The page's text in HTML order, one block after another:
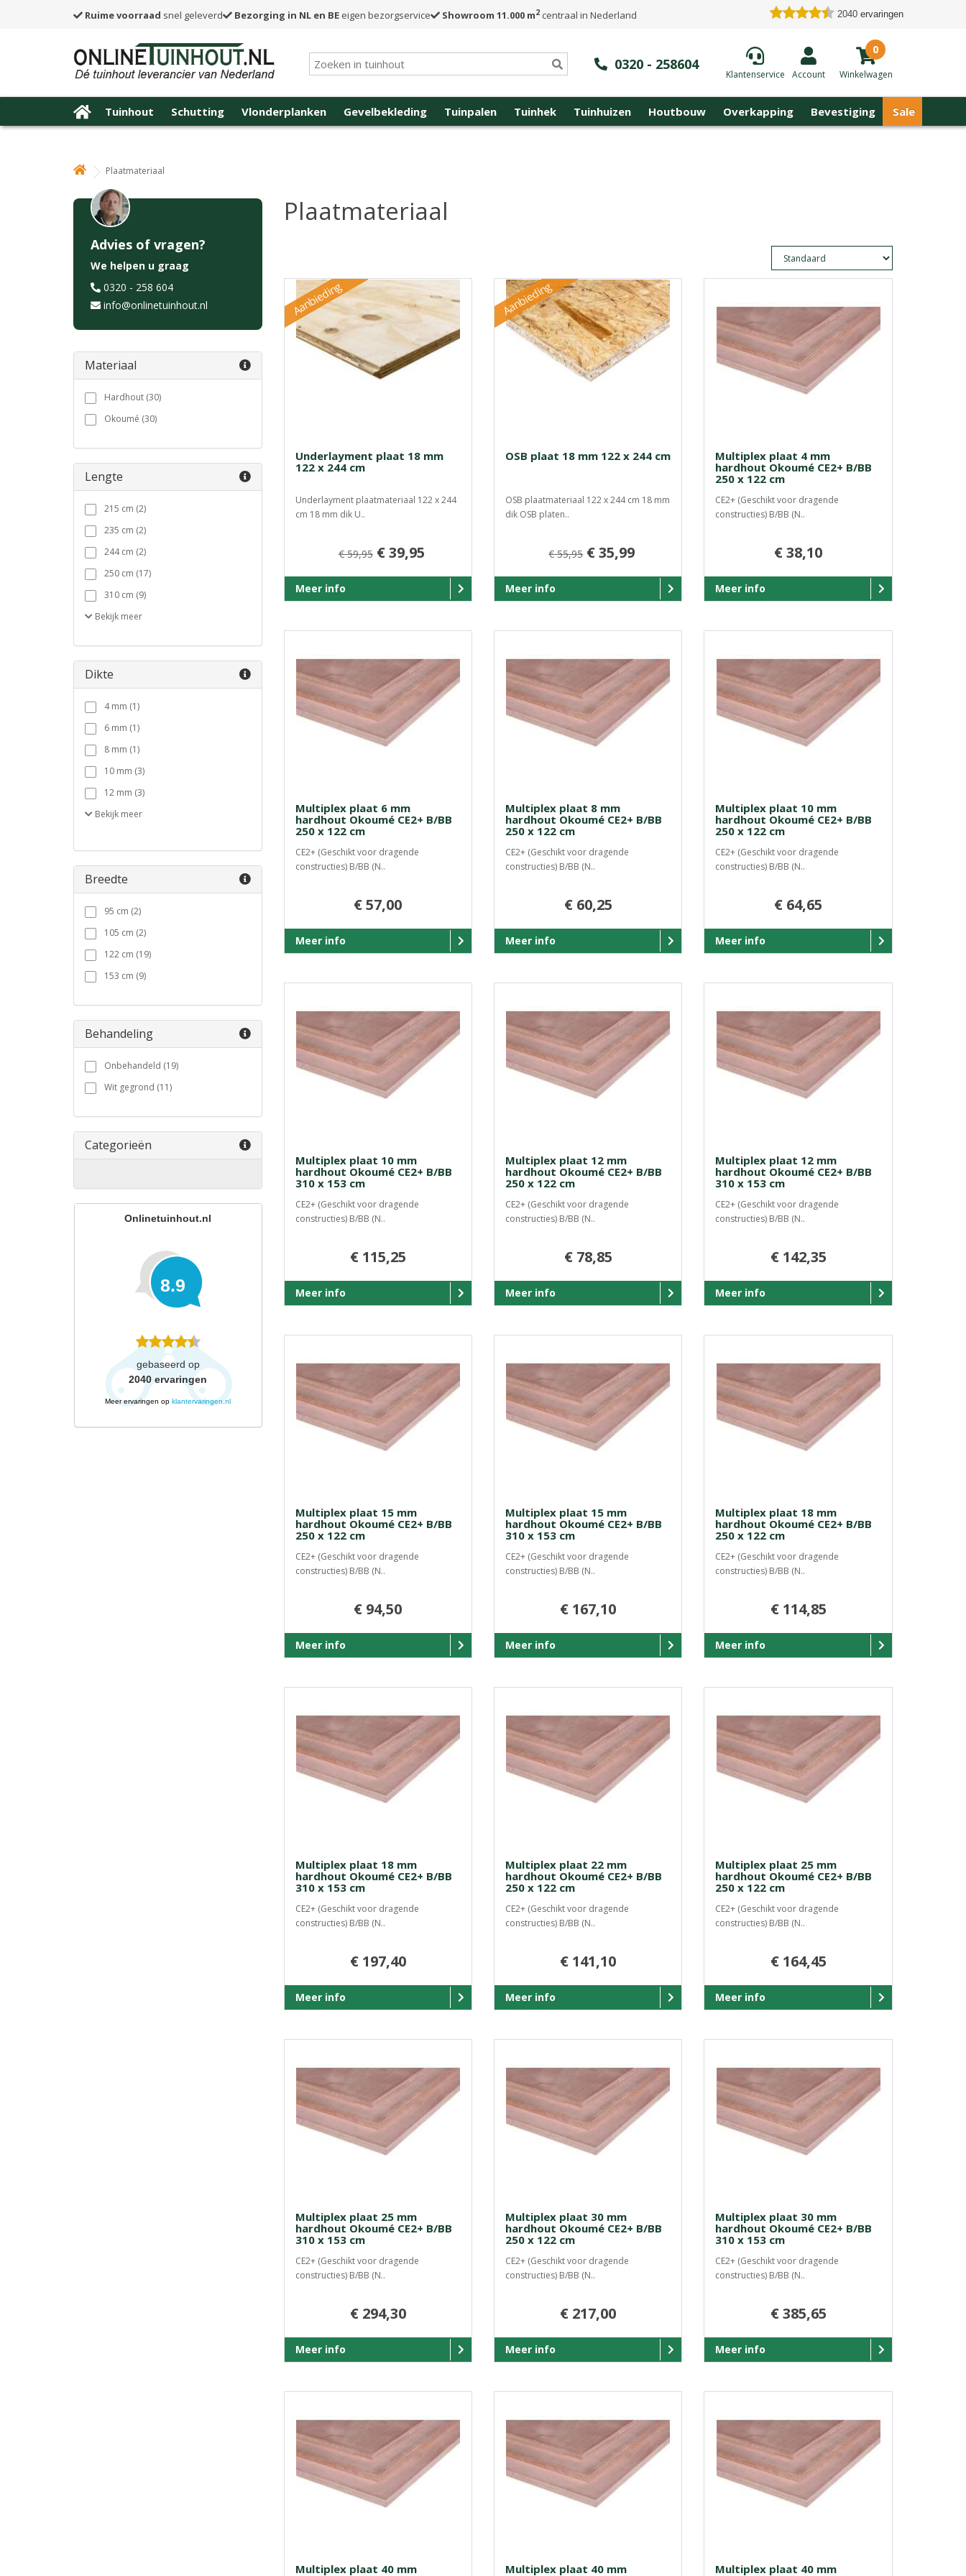
Ruime voorraad snel geleverd Bezorging in NL en BE eigen bezorgservice Showroom 11.000 m2centraal in Nederland 2040 ervaringen
0320 - 258604
Klantenservice Account
0
Winkelwagen
Tuinhout Schutting Vlonderplanken Gevelbekleding Tuinpalen Tuinhek Tuinhuizen Houtbouw Overkapping Bevestiging Sale
Plaatmateriaal
Advies of vragen?
We helpen u graag
0320 - 258 604
info@onlinetuinhout.nl
Materiaal
Hardhout (30)
Okoumé (30)
Lengte
215 cm (2)
235 cm (2)
244 cm (2)
250 cm (17)
310 cm (9)
Bekijk meer
Dikte
4 mm (1)
6 mm (1)
8 mm (1)
10 mm (3)
12 mm (3)
Bekijk meer
Breedte
95 cm (2)
105 cm (2)
122 cm (19)
153 cm (9)
Behandeling
Onbehandeld (19)
Wit gegrond (11)
Categorieën
Onlinetuinhout.nl
8.9
gebaseerd op
2040 ervaringen
Meer ervaringen opklantervaringen.nl
Plaatmateriaal
Aanbieding
Underlayment plaat 18 mm
122 x 244 cm
Underlayment plaatmateriaal 122 x 244
cm 18 mm dik U..
€ 59,95 € 39,95
Meer info
Aanbieding
OSB plaat 18 mm 122 x 244 cm
OSB plaatmateriaal 122 x 244 cm 18 mm
dik OSB platen..
€ 55,95 € 35,99
Meer info
Multiplex plaat 4 mm
hardhout Okoumé CE2+ B/BB
250 x 122 cm
CE2+ (Geschikt voor dragende
constructies) B/BB (N..
€ 38,10
Meer info
Multiplex plaat 6 mm
hardhout Okoumé CE2+ B/BB
250 x 122 cm
CE2+ (Geschikt voor dragende
constructies) B/BB (N..
€ 57,00
Meer info
Multiplex plaat 8 mm
hardhout Okoumé CE2+ B/BB
250 x 122 cm
CE2+ (Geschikt voor dragende
constructies) B/BB (N..
€ 60,25
Meer info
Multiplex plaat 10 mm
hardhout Okoumé CE2+ B/BB
250 x 122 cm
CE2+ (Geschikt voor dragende
constructies) B/BB (N..
€ 64,65
Meer info
Multiplex plaat 10 mm
hardhout Okoumé CE2+ B/BB
310 x 153 cm
CE2+ (Geschikt voor dragende
constructies) B/BB (N..
€ 115,25
Meer info
Multiplex plaat 12 mm
hardhout Okoumé CE2+ B/BB
250 x 122 cm
CE2+ (Geschikt voor dragende
constructies) B/BB (N..
€ 78,85
Meer info
Multiplex plaat 12 mm
hardhout Okoumé CE2+ B/BB
310 x 153 cm
CE2+ (Geschikt voor dragende
constructies) B/BB (N..
€ 142,35
Meer info
Multiplex plaat 15 mm
hardhout Okoumé CE2+ B/BB
250 x 122 cm
CE2+ (Geschikt voor dragende
constructies) B/BB (N..
€ 94,50
Meer info
Multiplex plaat 15 mm
hardhout Okoumé CE2+ B/BB
310 x 153 cm
CE2+ (Geschikt voor dragende
constructies) B/BB (N..
€ 167,10
Meer info
Multiplex plaat 18 mm
hardhout Okoumé CE2+ B/BB
250 x 122 cm
CE2+ (Geschikt voor dragende
constructies) B/BB (N..
€ 114,85
Meer info
Multiplex plaat 18 mm
hardhout Okoumé CE2+ B/BB
310 x 153 cm
CE2+ (Geschikt voor dragende
constructies) B/BB (N..
€ 197,40
Meer info
Multiplex plaat 22 mm
hardhout Okoumé CE2+ B/BB
250 x 122 cm
CE2+ (Geschikt voor dragende
constructies) B/BB (N..
€ 141,10
Meer info
Multiplex plaat 25 mm
hardhout Okoumé CE2+ B/BB
250 x 122 cm
CE2+ (Geschikt voor dragende
constructies) B/BB (N..
€ 164,45
Meer info
Multiplex plaat 25 mm
hardhout Okoumé CE2+ B/BB
310 x 153 cm
CE2+ (Geschikt voor dragende
constructies) B/BB (N..
€ 294,30
Meer info
Multiplex plaat 30 mm
hardhout Okoumé CE2+ B/BB
250 x 122 cm
CE2+ (Geschikt voor dragende
constructies) B/BB (N..
€ 217,00
Meer info
Multiplex plaat 30 mm
hardhout Okoumé CE2+ B/BB
310 x 153 cm
CE2+ (Geschikt voor dragende
constructies) B/BB (N..
€ 385,65
Meer info
Multiplex plaat 40 mm
Multiplex plaat 40 mm
Multiplex plaat 40 mm